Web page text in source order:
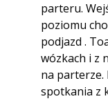
parteru.
poziomu
podjazd .
wózkach i z
na parterze.
spotkania z